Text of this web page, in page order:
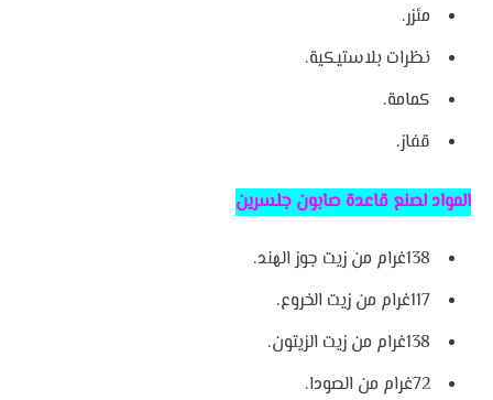
مئزر.
نظرات بلاستيكية.
كمامة.
قفاز.
المواد لصنع قاعدة صابون جلسرين
138غرام من زيت جوز الهند.
117غرام من زيت الخروع.
138غرام من زيت الزيتون.
72غرام من الصودا.